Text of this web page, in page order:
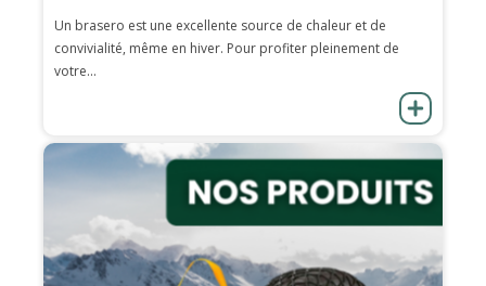
Un brasero est une excellente source de chaleur et de
convivialité, même en hiver. Pour profiter pleinement de
votre...